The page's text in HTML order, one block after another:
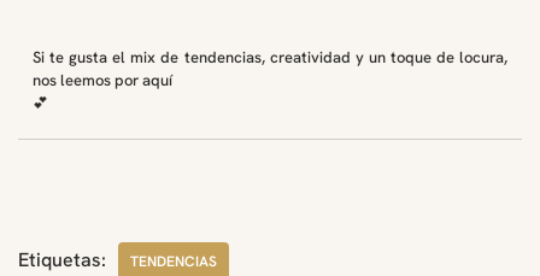
Si te gusta el mix de tendencias, creatividad y un toque de locura,
nos leemos por aquí
💕
Etiquetas: TENDENCIAS